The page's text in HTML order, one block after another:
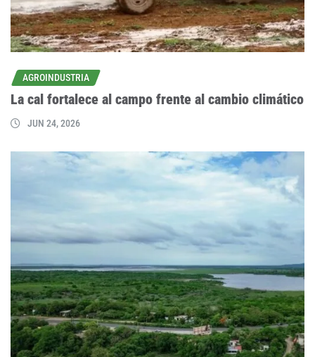
AGROINDUSTRIA
La cal fortalece al campo frente al cambio climático
JUN 24, 2026